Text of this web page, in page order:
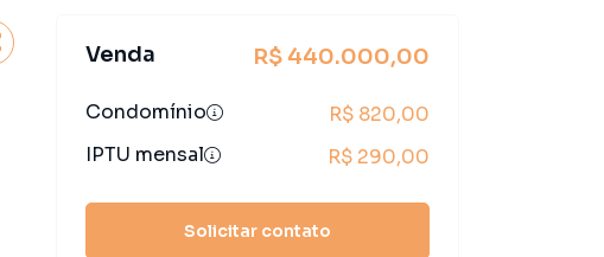
Venda R$ 440.000,00
Condomínio
R$ 820,00
IPTU mensal
R$ 290,00
Solicitar contato